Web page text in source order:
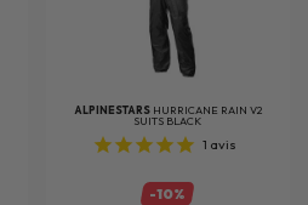
ALPINESTARS HURRICANE RAIN V2
SUITS BLACK
1 avis
-10%